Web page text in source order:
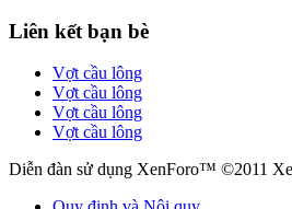
Liên kết bạn bè
Vợt cầu lông
Vợt cầu lông
Vợt cầu lông
Vợt cầu lông
Diễn đàn sử dụng XenForo™ ©2011